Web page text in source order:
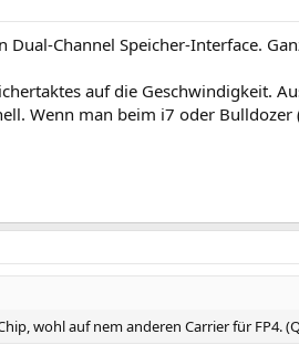
Channel Speicher-Interface.
auf die Geschwindigkeit.
Wenn man beim i7 oder
wohl auf nem anderen Carrier für FP4.